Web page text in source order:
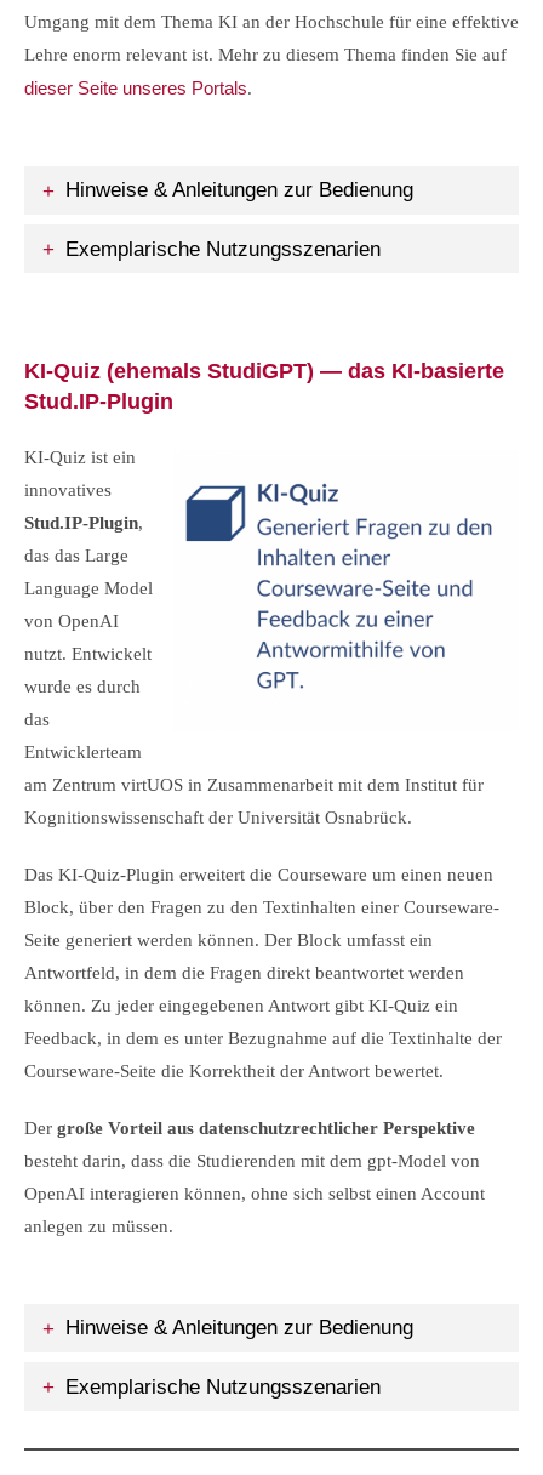
Umgang mit dem Thema KI an der Hochschule für eine effektive
Lehre enorm relevant ist. Mehr zu diesem Thema finden Sie auf
dieser Seite unseres Portals.
Hinweise & Anleitungen zur Bedienung
Exemplarische Nutzungsszenarien
KI-Quiz (ehemals StudiGPT) — das KI-basierte
Stud.IP-Plugin
KI-Quiz ist ein
innovatives
Stud.IP-Plugin,
das das Large
Language Model
von OpenAI
nutzt. Entwickelt
wurde es durch
das
Entwicklerteam
am Zentrum virtUOS in Zusammenarbeit mit dem Institut für
Kognitionswissenschaft der Universität Osnabrück.
Das KI-Quiz-Plugin erweitert die Courseware um einen neuen
Block, über den Fragen zu den Textinhalten einer Courseware-
Seite generiert werden können. Der Block umfasst ein
Antwortfeld, in dem die Fragen direkt beantwortet werden
können. Zu jeder eingegebenen Antwort gibt KI-Quiz ein
Feedback, in dem es unter Bezugnahme auf die Textinhalte der
Courseware-Seite die Korrektheit der Antwort bewertet.
Der große Vorteil aus datenschutzrechtlicher Perspektive
besteht darin, dass die Studierenden mit dem gpt-Model von
OpenAI interagieren können, ohne sich selbst einen Account
anlegen zu müssen.
Hinweise & Anleitungen zur Bedienung
Exemplarische Nutzungsszenarien